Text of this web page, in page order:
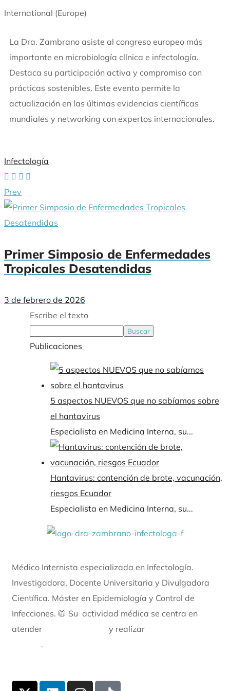
International (Europe)
La Dra. Zambrano asiste al congreso europeo más
importante en microbiología clínica e infectología.
Destaca su participación activa y compromiso con
prácticas sostenibles. Este evento permite la
actualización en las últimas evidencias científicas
mundiales y networking con expertos internacionales.
Infectología
Prev
Primer Simposio de Enfermedades
Tropicales Desatendidas
3 de febrero de 2026
Escribe el texto
Buscar
Publicaciones
5 aspectos NUEVOS que no sabíamos sobre
el hantavirus
Especialista en Medicina Interna, su...
Hantavirus: contención de brote, vacunación,
riesgos Ecuador
Especialista en Medicina Interna, su...
Médico Internista especializada en Infectología.
Investigadora, Docente Universitaria y Divulgadora
Científica. Máster en Epidemiología y Control de
Infecciones. 🥼 Su actividad médica se centra en
atender
y realizar
.